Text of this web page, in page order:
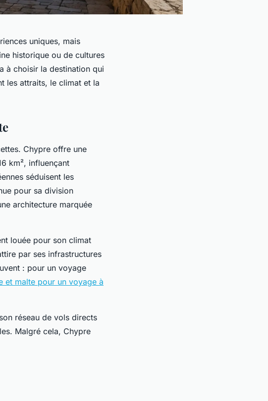
uniques, mais
historique ou de cultures
à choisir la destination qui
les attraits, le climat et la
Chypre offre une
km², influençant
séduisent les
pour sa division
architecture marquée
louée pour son climat
par ses infrastructures
: pour un voyage
et malte pour un voyage à
réseau de vols directs
Malgré cela, Chypre